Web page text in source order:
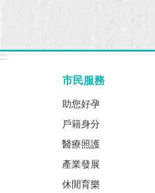
:::
市民服務
助您好孕
戶籍身分
醫療照護
產業發展
休閒育樂